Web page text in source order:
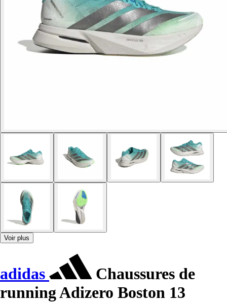
Voir plus
adidas
Chaussures de
running Adizero Boston 13